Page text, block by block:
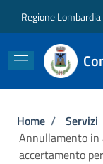
Regione Lombardia
Briciole
Home / Servizi
Annullamento in
accertamento